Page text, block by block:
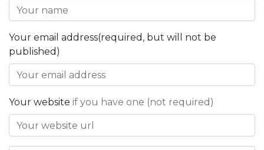
Your email address(required, but will not be
published)
Your website if you have one (not required)